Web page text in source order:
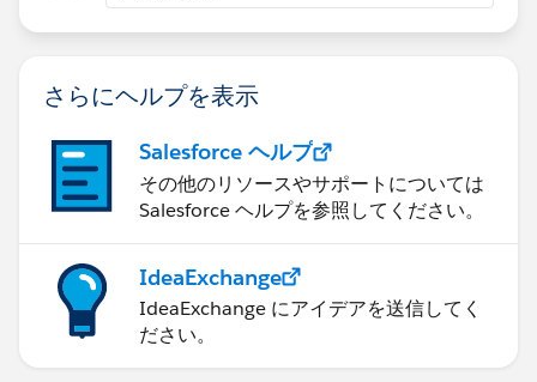
さらにヘルプを表示
Salesforce ヘルプ
その他のリソースやサポートについては
Salesforce ヘルプを参照してください。
IdeaExchange
IdeaExchange にアイデアを送信してく
ださい。